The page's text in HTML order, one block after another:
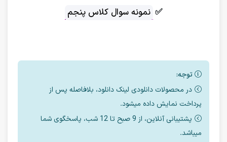
✅ نمونه سوال کلاس پنجم
توجه:
در محصولات دانلودی لینک دانلود، بلافاصله پس از
پرداخت نمایش داده میشود.
پشتیبانی آنلاین، از 9 صبح تا 12 شب، پاسخگوی شما
میباشد.